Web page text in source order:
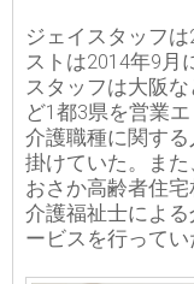
ジェイスタッフ
ストは2014年9月
スタッフは大阪
ど1都3県を営業
介護職種に関す
掛けていた。ま
おさか高齢者住
介護福祉士によ
ービスを行ってい